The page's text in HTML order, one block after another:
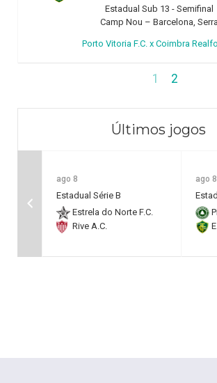
Estadual Sub 13 - Semifinal
Camp Nou – Barcelona, Serra
Porto Vitoria F.C. x Coimbra
1 2
Últimos jogos
ago 8
Estadual Série B
Estrela do Norte F.C.
Rive A.C.
ago 8